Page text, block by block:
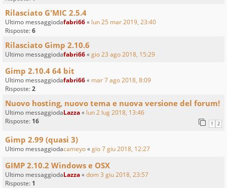
Rilasciato G'MIC 2.5.4
Ultimo messaggiodafabri66« lun 25 mar 2019, 23:40
Risposte:6
Rilasciato Gimp 2.10.6
Ultimo messaggiodafabri66«gio 23 ago 2018, 15:29
Gimp 2.10.4 64 bit
Ultimo messaggiodafabri66« mar 7 ago 2018, 8:09
Risposte:2
Nuovo hosting, nuovo tema e nuova versione del forum!
Ultimo messaggiodaLazza« lun 2 lug 2018, 13:46
Risposte: 16 1 2
Gimp 2.99 (quasi 3)
Ultimo messaggiodacameyo«gio 7 giu 2018, 12:27
GIMP 2.10.2 Windows e OSX
Ultimo messaggiodaLazza«dom 3 giu 2018, 23:57
Risposte: 1